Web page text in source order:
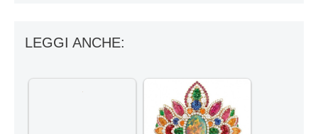
LEGGI ANCHE: